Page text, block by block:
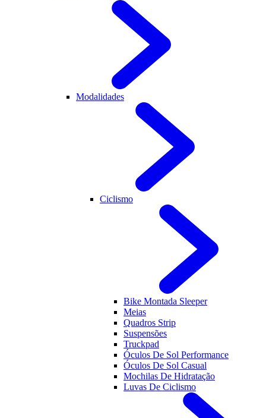
Modalidades
Ciclismo
Bike Montada Sleeper
Meias
Quadros Strip
Suspensões
Truckpad
Óculos De Sol Performance
Óculos De Sol Casual
Mochilas De Hidratação
Luvas De Ciclismo